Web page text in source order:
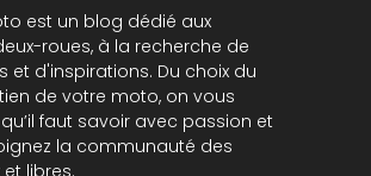
est un blog dédié aux
roues, à la recherche de
et d'inspirations. Du choix du
de votre moto, on vous
faut savoir avec passion et
la communauté des
libres.